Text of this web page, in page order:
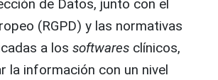
de Datos, junto con el
(RGPD) y las normativas
a los softwares clínicos,
la información con un nivel